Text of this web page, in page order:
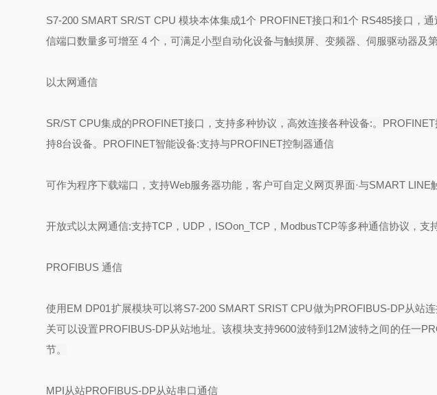
S7-200 SMART SR/ST CPU 模块本体集成1个 PROFINET接口和1个 RS485接口，
信端口数量多可增至4个，可满足小型自动化设备与触摸屏、变频器、伺服驱动器及
以太网通信
SR/ST CPU集成的PROFINET接口，支持多种协议，高效连接各种设备:。 PROFINET
持8台设备。 PROFINET智能设备:支持与PROFINET控制器通信
可作为程序下载端口，支持Web服务器功能，客户可自定义网页界面·与SMART LINE
开放式以太网通信:支持TCP ， UDP ， ISOon_TCP ， ModbusTCP等多种通信协议，支
PROFIBUS通信
使用EM DP01扩展模块可以将S7-200 SMART SRIST CPU做为PROFIBUS-DP从站连
关可以设置PROFIBUS-DP从站地址。该模块支持9600波特到 12M波特之间的任一
节。
MPI从站PROFIBUS-DP从站串口通信